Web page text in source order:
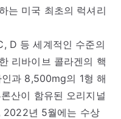
는 미국 최초의 럭셔리
D 등 세계적인 수준의
리바이브 콜라겐의 핵
과 8,500mg의 1형 해
산이 함유된 오리지널
2022년 5월에는 수상